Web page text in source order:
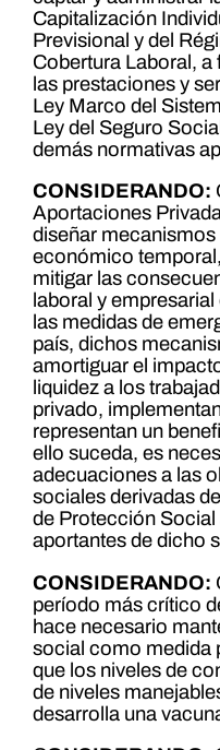
Capitalización
Previsional y del
Cobertura Laboral,
las prestaciones y
Ley Marco del
Ley del Seguro
demás normativas
CONSIDERANDO:
Aportaciones
diseñar
económico
mitigar las
laboral y
las medidas de
país, dichos
amortiguar el
liquidez a los
privado,
representan un
ello suceda, es
adecuaciones a las
sociales derivadas
de Protección Social
aportantes de dicho
CONSIDERANDO:
período más crítico
hace necesario
social como medida
que los niveles de
de niveles
desarrolla una